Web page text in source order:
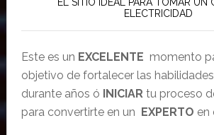
ELECTRICIDAD
Este es un EXCELENTE momento
objetivo de fortalecer las
durante años ó INICIAR tu proceso
para convertirte en un EXPERTO en